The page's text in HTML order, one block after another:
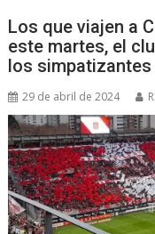
Los que viajen a
este martes, el
los simpatizantes
29 de abril de 2024